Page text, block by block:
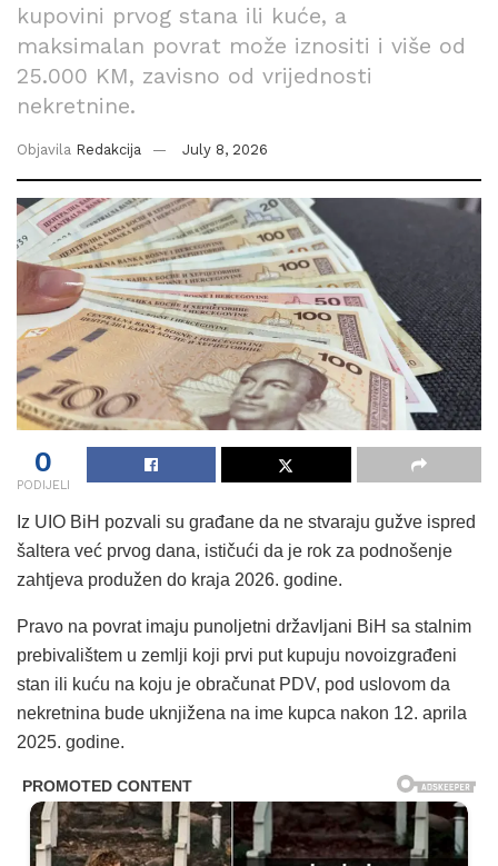
kupovini prvog stana ili kuće, a
maksimalan povrat može iznositi i više od
25.000 KM, zavisno od vrijednosti
nekretnine.
Objavila Redakcija July 8, 2026
0
PODIJELI
Iz UIO BiH pozvali su građane da ne stvaraju gužve ispred
šaltera već prvog dana, ističući da je rok za podnošenje
zahtjeva produžen do kraja 2026. godine.
Pravo na povrat imaju punoljetni državljani BiH sa stalnim
prebivalištem u zemlji koji prvi put kupuju novoizgrađeni
stan ili kuću na koju je obračunat PDV, pod uslovom da
nekretnina bude uknjižena na ime kupca nakon 12. aprila
2025. godine.